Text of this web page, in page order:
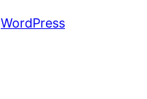
WordPress